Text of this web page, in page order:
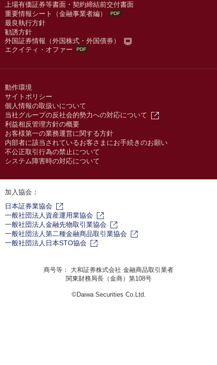
上場有価証券等書面・契約締結前交付書面
重要情報シート（金融事業者編）
最良執行方針
勧誘方針
外国証券情報（外国株式・外国債券）
エクイティ・オファー
動作環境
サイトポリシー
個人情報の取扱いについて
当社グループの反社会的勢力への対応について
利益相反管理方針の概要
お客様第一の業務運営に関する方針
内部者に該当されているお客さまにお手続きのお願い
不公正取引行為の禁止について
システム障害時の対応について
加入協会：
日本証券業協会
一般社団法人資産運用業協会
一般社団法人金融先物取引業協会
一般社団法人第二種金融商品取引業協会
一般社団法人日本STO協会
商号等： 大和証券株式会社 金融商品取引業者
関東財務局長（金商）第108号
©Daiwa Securities Co.Ltd.